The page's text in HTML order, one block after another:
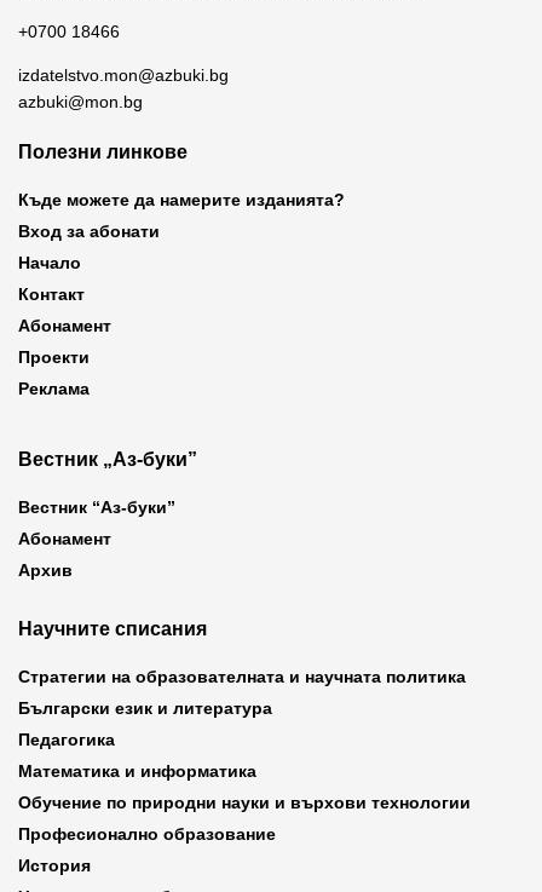
+0700 18466
izdatelstvo.mon@azbuki.bg
azbuki@mon.bg
Полезни линкове
Къде можете да намерите изданията?
Вход за абонати
Начало
Контакт
Абонамент
Проекти
Реклама
Вестник „Аз-буки”
Вестник “Аз-буки”
Абонамент
Архив
Научните списания
Стратегии на образователната и научната политика
Български език и литература
Педагогика
Математика и информатика
Обучение по природни науки и върхови технологии
Професионално образование
История